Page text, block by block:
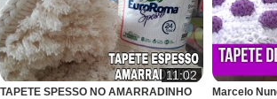
11:02
TAPETE SPESSO NO AMARRADINHO
Marcelo